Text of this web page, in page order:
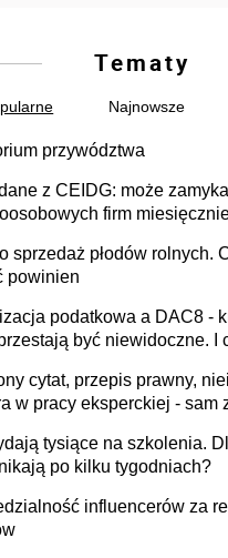
Tematy
Najnowsze
przywództwa
z CEIDG: może
firm
sprzedaż płodów rolnych.
powinien
podatkowa a DAC8 -
być niewidoczne. I
cytat, przepis prawny,
w pracy eksperckiej - sam
tysiące na szkolenia.
po kilku tygodniach?
influencerów za